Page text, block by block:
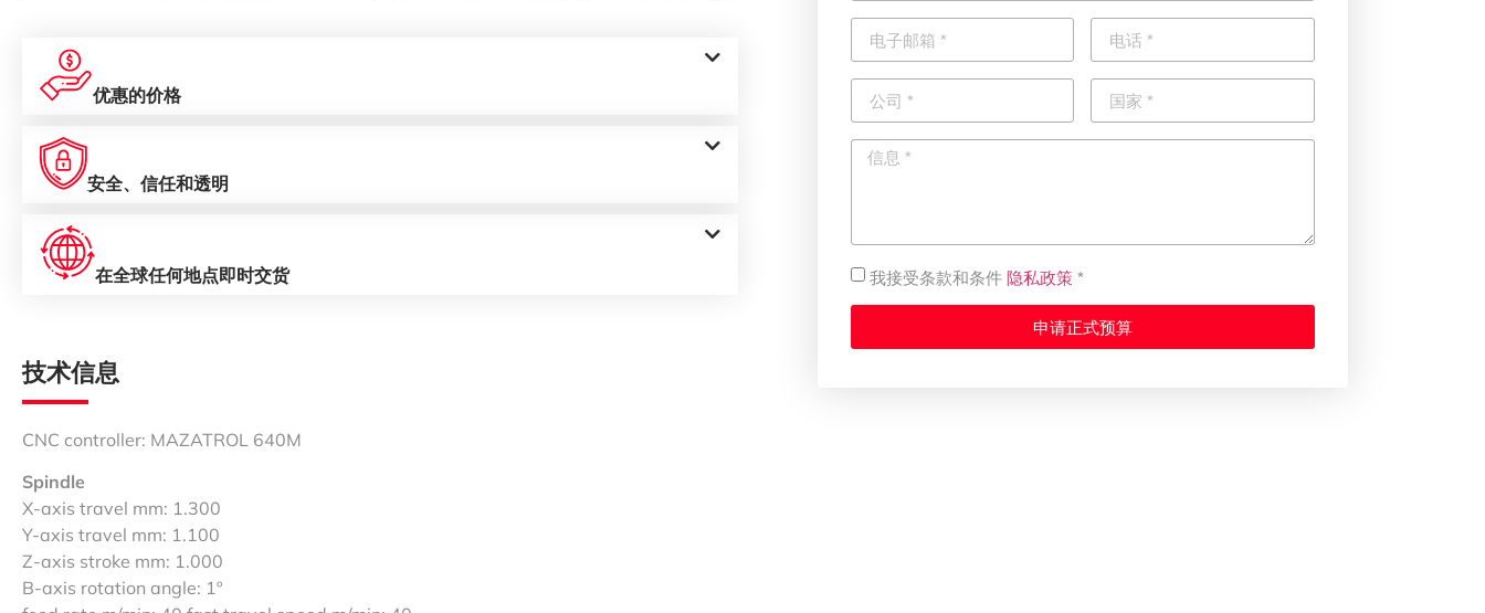
优惠的价格
安全、信任和透明
在全球任何地点即时交货
技术信息
CNC controller: MAZATROL 640M
Spindle
X-axis travel mm: 1.300
Y-axis travel mm: 1.100
Z-axis stroke mm: 1.000
B-axis rotation angle: 1º
我接受条款和条件 隐私政策 *
申请正式预算